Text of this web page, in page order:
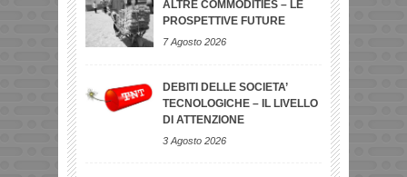
ALTRE COMMODITIES – LE
PROSPETTIVE FUTURE
7 Agosto 2026
DEBITI DELLE SOCIETA’
TECNOLOGICHE – IL LIVELLO
DI ATTENZIONE
3 Agosto 2026